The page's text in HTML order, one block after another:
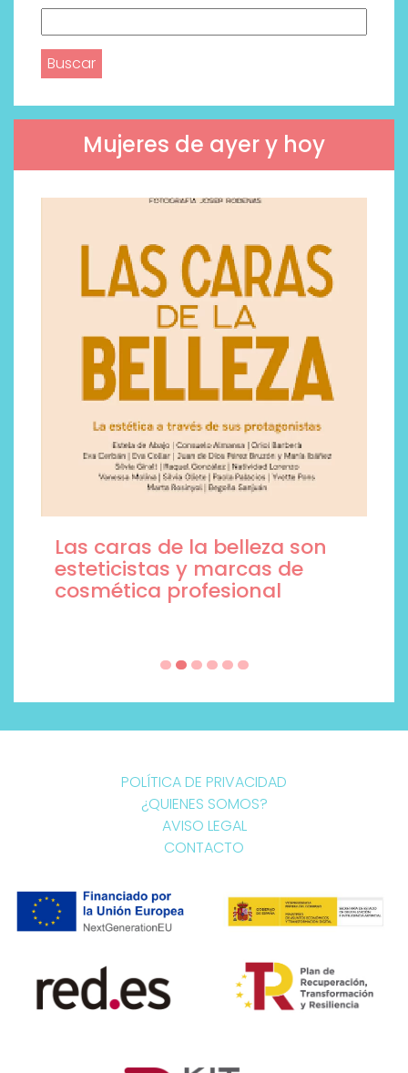
Mujeres de ayer y hoy
Las caras de la belleza son
esteticistas y marcas de
cosmética profesional
POLÍTICA DE PRIVACIDAD
¿QUIENES SOMOS?
AVISO LEGAL
CONTACTO